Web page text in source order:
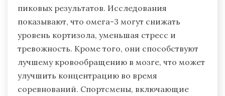
пиковых результатов. Исследования
показывают, что омега-3 могут снижать
уровень кортизола, уменьшая стресс и
тревожность. Кроме того, они способствуют
лучшему кровообращению в мозге, что может
улучшить концентрацию во время
соревнований. Спортсмены, включающие